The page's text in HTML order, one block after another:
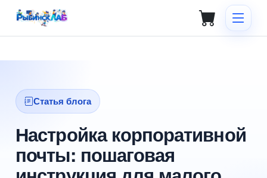
Статья блога
Настройка корпоративной
почты: пошаговая